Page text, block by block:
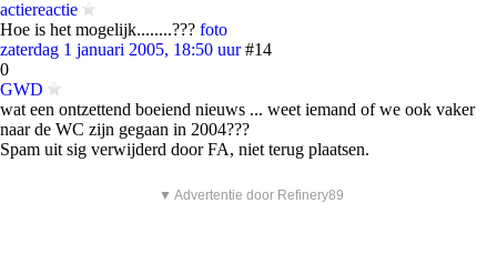
actiereactie
Hoe is het mogelijk........??? foto
zaterdag 1 januari 2005, 18:50 uur #14
0
GWD
wat een ontzettend boeiend nieuws ... weet iemand of we ook vaker
naar de WC zijn gegaan in 2004???
Spam uit sig verwijderd door FA, niet terug plaatsen.
▼ Advertentie door Refinery89